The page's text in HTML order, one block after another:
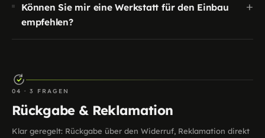
Können Sie mir eine Werkstatt für den Einbau
empfehlen?
+
04 · 3 FRAGEN
Rückgabe & Reklamation
Klar geregelt: Rückgabe über den Widerruf, Reklamation direkt